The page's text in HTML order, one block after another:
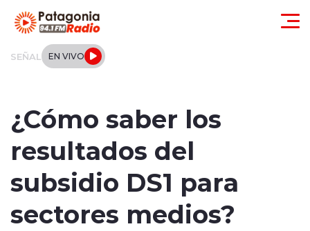
SEÑAL EN VIVO
Local
¿Cómo saber los
resultados del
subsidio DS1 para
sectores medios?